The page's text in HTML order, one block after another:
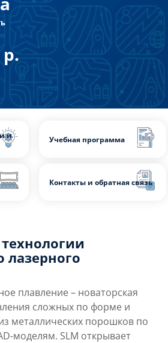
и
Учебная программа
Контакты и
лазерного
плавление – новаторская
сложных по форме и
металлических порошков по
моделям. SLM открывает